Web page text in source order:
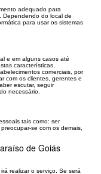
adequado para
Dependendo do local de
para usar os sistemas
e em alguns casos até
características,
comerciais, por
com os clientes, gerentes e
escutar, seguir
necessário.
tais como: ser
se com os demais,
de Goiás
realizar o serviço. Se será